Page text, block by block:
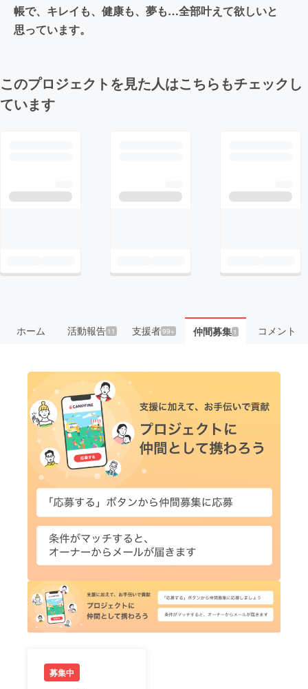
帳で、キレイも、健康も、夢も…全部叶えて欲しいと
思っています。
このプロジェクトを見た人はこちらもチェックし
ています
ホーム 活動報告11 支援者99+ 仲間募集 1 コメント
募集中